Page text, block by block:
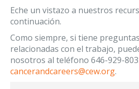
Eche un vistazo a nuestros
continuación.
Como siempre, si tiene
relacionadas con el trabajo,
nosotros al teléfono 646-929-
cancerandcareers@cew.org.